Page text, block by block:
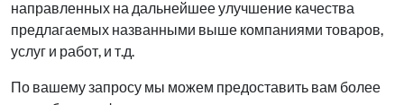
направленных на дальнейшее улучшение качества
предлагаемых названными выше компаниями товаров,
услуг и работ, и т.д.
По вашему запросу мы можем предоставить вам более